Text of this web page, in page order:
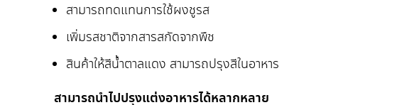
สามารถทดแทนการใช้ผงชูรส
เพิ่มรสชาติจากสารสกัดจากพืช
สินค้าให้สีน้ำตาลแดง สามารถปรุงสีในอาหาร
สามารถนำไปปรุงแต่งอาหารได้หลากหลาย